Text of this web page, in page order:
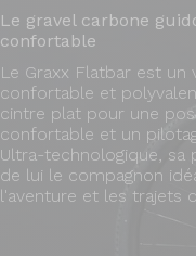
Le gravel carbone
confortable
Le Graxx Flatbar est un
confortable et
cintre plat pour une
confortable et un
Ultra-technologique, sa
de lui le compagnon
l'aventure et les trajets